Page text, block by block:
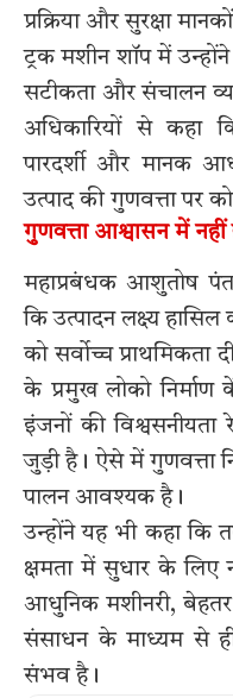
प्रक्रिया और सुरक्षा
ट्रक मशीन शॉप में
सटीकता और संचालन
अधिकारियों से कहा
पारदर्शी और मानक
उत्पाद की गुणवत्ता पर
गुणवत्ता आश्वासन में नहीं
महाप्रबंधक आशुतोष पंत
कि उत्पादन लक्ष्य
को सर्वोच्च
के प्रमुख लोको निर्माण
इंजनों की
जुड़ी है। ऐसे में गुणवत्ता
पालन आवश्यक है।
उन्होंने यह भी कहा कि
क्षमता में सुधार के लिए
आधुनिक मशीनरी, बेहतर
संसाधन के माध्यम से ही
संभव है।